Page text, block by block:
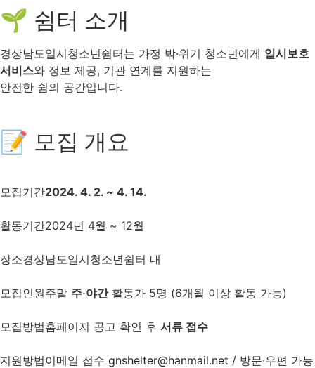
🌱 쉼터 소개
경상남도일시청소년쉼터는 가정 밖·위기 청소년에게 일시보호
서비스와 정보 제공, 기관 연계를 지원하는
안전한 쉼의 공간입니다.
📝 모집 개요
모집기간2024. 4. 2. ~ 4. 14.
활동기간2024년 4월 ~ 12월
장소경상남도일시청소년쉼터 내
모집인원주말 주‧야간활동가 5명 (6개월 이상 활동 가능)
모집방법홈페이지 공고 확인 후 서류 접수
지원방법이메일 접수 gnshelter@hanmail.net / 방문·우편 가능